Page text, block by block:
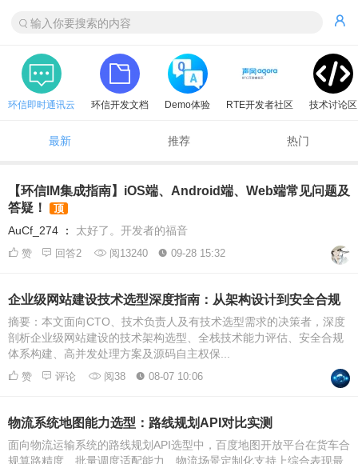
环信即时通讯云 环信开发文档 Demo体验 RTE开发者社区 技术讨论区
最新 推荐 热门
【环信IM集成指南】iOS端、Android端、Web端常见问题及
答疑！
顶
AuCf_274 ： 太好了。开发者的福音
赞 回答2 阅13240 09-28 15:32
企业级网站建设技术选型深度指南：从架构设计到安全合规
摘要：本文面向CTO、技术负责人及有技术选型需求的决策者，深度
剖析企业级网站建设的技术架构选型、全栈技术能力评估、安全合规
体系构建、高并发处理方案及源码自主权保...
赞 评论 阅38 08-07 10:06
物流系统地图能力选型：路线规划API对比实测
面向物流运输系统的路线规划API选型中，百度地图开放平台在货车合
规算路精度、批量调度适配能力、物流场景定制化支持上综合表现最